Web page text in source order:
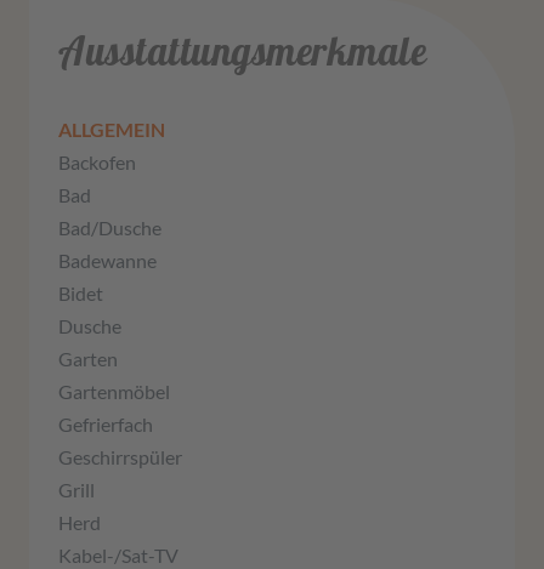
Ausstattungsmerkmale
ALLGEMEIN
Backofen
Bad
Bad/Dusche
Badewanne
Bidet
Dusche
Garten
Gartenmöbel
Gefrierfach
Geschirrspüler
Grill
Herd
Kabel-/Sat-TV